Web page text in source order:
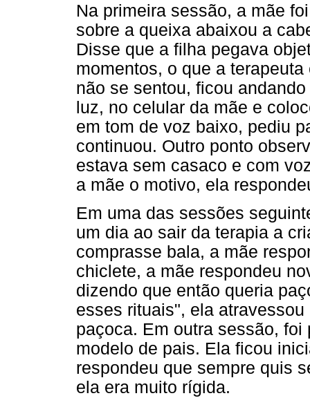
Na primeira sessão, a mãe
sobre a queixa abaixou a
Disse que a filha pegava
momentos, o que a
não se sentou, ficou
luz, no celular da mãe e
em tom de voz baixo, pediu
continuou. Outro ponto
estava sem casaco e com
a mãe o motivo, ela
Em uma das sessões
um dia ao sair da terapia a
comprasse bala, a mãe
chiclete, a mãe respondeu
dizendo que então queria
esses rituais", ela
paçoca. Em outra sessão,
modelo de pais. Ela ficou
respondeu que sempre quis
ela era muito rígida.